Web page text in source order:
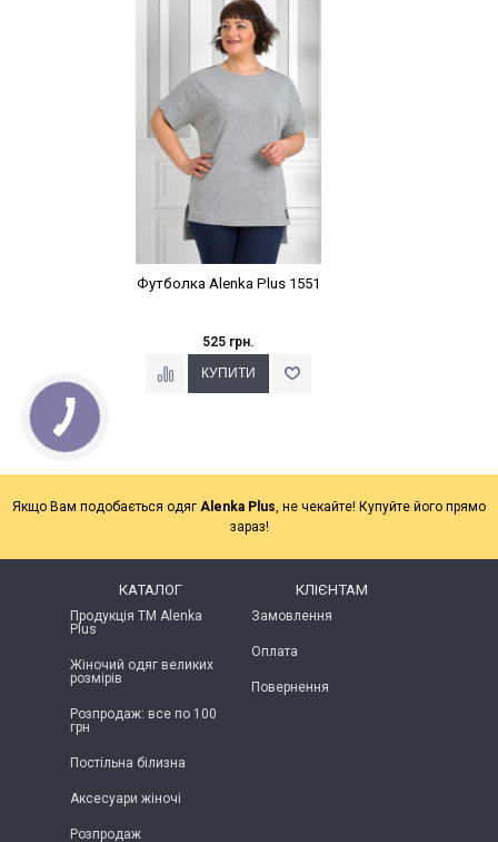
Футболка Alenka Plus 1551
525 грн.
Якщо Вам подобається одяг Alenka Plus, не чекайте! Купуйте його прямо
зараз!
КАТАЛОГ
Продукція ТМ Alenka
Plus
Жіночий одяг великих
розмірів
Розпродаж: все по 100
грн
Постільна білизна
Аксесуари жіночі
Розпродаж
КЛІЄНТАМ
Замовлення
Оплата
Повернення